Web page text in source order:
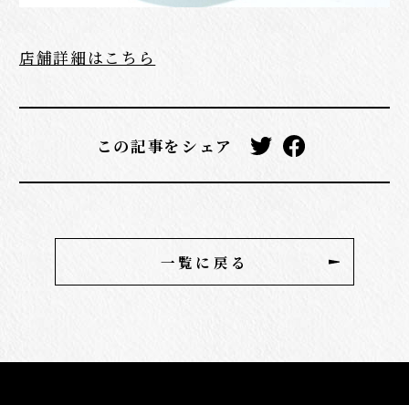
店舗詳細はこちら
この記事をシェア
一覧に戻る